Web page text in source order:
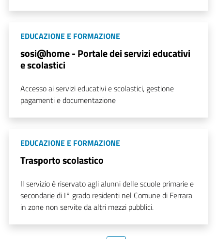
EDUCAZIONE E FORMAZIONE
sosi@home - Portale dei servizi educativi
e scolastici
Accesso ai servizi educativi e scolastici, gestione
pagamenti e documentazione
EDUCAZIONE E FORMAZIONE
Trasporto scolastico
Il servizio è riservato agli alunni delle scuole primarie e
secondarie di I° grado residenti nel Comune di Ferrara
in zone non servite da altri mezzi pubblici.